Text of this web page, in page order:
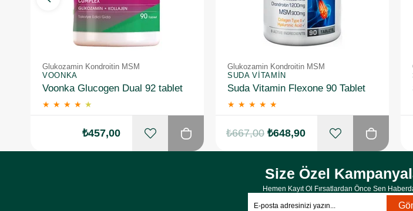
Glukozamin Kondroitin MSM
VOONKA
Voonka Glucogen Dual 92 tablet
★ ★ ★ ★ ★
₺457,00
Glukozamin Kondroitin MSM
SUDA VITAMIN
Suda Vitamin Flexone 90 Tablet
★ ★ ★ ★ ★
₺648,90
₺667,00
Size Özel
Hemen Kayıt Ol Fırsatlardan Önce Sen